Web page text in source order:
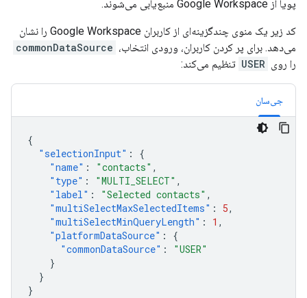
پویا از Google Workspace منبع‌یابی می‌شوند.
کد زیر یک منوی چندگزینه‌ای از کاربران Google Workspace را نشان
می‌دهد. برای پر کردن کاربران، ورودی انتخاب، commonDataSource
را روی USER تنظیم می‌کند:
جی‌سان
{
"selectionInput" :
{
"name" : "contacts" ,
"type" : "MULTI_SELECT" ,
"label" : "Selected contacts" ,
"multiSelectMaxSelectedItems" : 5,
"multiSelectMinQueryLength" : 1 ,
"platformDataSource" :
{
"commonDataSource" :
"USER"
}
}
}